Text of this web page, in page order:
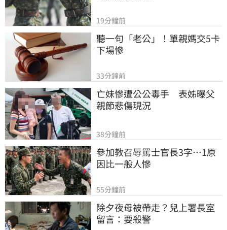
19分鐘前
聽一句「老公」！單親媽交5卡
下場慘
33分鐘前
亡妹慘遭公公毒手　表姊曝父
親節悲傷現況
38分鐘前
參加教召辱罵士官長3字…1原
因比一般人慘
55分鐘前
除夕夜母被帶走？兒上署長室
留言：要殺警